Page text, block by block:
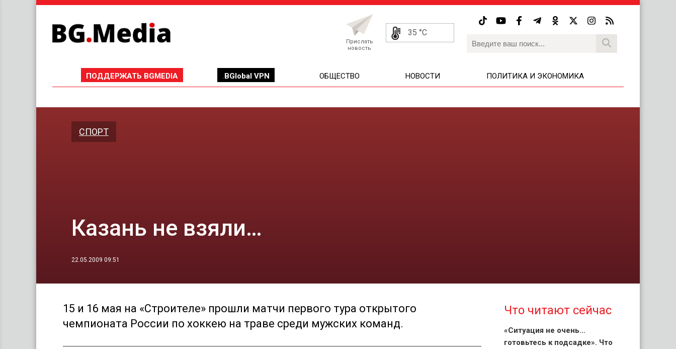
Прислать
новость
35 °C
ПОДДЕРЖАТЬ BGMEDIA BGlobal VPN ОБЩЕСТВО НОВОСТИ ПОЛИТИКА И ЭКОНОМИКА
СПОРТ
Казань не взяли…
22.05.2009 09:51
15 и 16 мая на «Строителе» прошли матчи первого тура открытого
чемпионата России по хоккею на траве среди мужских команд.
Что читают сейчас
«Ситуация не очень…
готовьтесь к подсадке». Что